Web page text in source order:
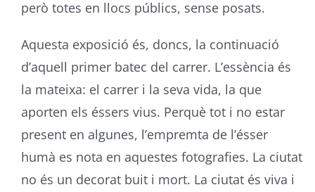
però totes en llocs públics, sense posats.
Aquesta exposició és, doncs, la continuació
d’aquell primer batec del carrer. L’essència és
la mateixa: el carrer i la seva vida, la que
aporten els éssers vius. Perquè tot i no estar
present en algunes, l’empremta de l’ésser
humà es nota en aquestes fotografies. La ciutat
no és un decorat buit i mort. La ciutat és viva i